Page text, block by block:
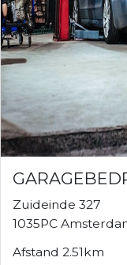
Zuideinde 327
1035PC
Afstand 2.51km